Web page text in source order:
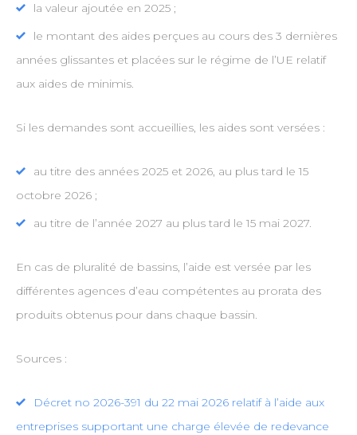
la valeur ajoutée en 2025 ;
le montant des aides perçues au cours des 3 dernières
années glissantes et placées sur le régime de l’UE relatif
aux aides de minimis.
Si les demandes sont accueillies, les aides sont versées :
au titre des années 2025 et 2026, au plus tard le 15
octobre 2026 ;
au titre de l’année 2027 au plus tard le 15 mai 2027.
En cas de pluralité de bassins, l’aide est versée par les
différentes agences d’eau compétentes au prorata des
produits obtenus pour dans chaque bassin.
Sources :
Décret no 2026-391 du 22 mai 2026 relatif à l’aide aux
entreprises supportant une charge élevée de redevance